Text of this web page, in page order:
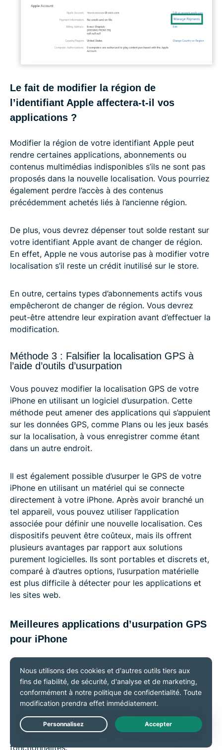
Le fait de modifier la région de
l’identifiant Apple affectera-t-il vos
applications ?
Modifier la région de votre identifiant Apple peut
rendre certaines applications, abonnements ou
contenus multimédias indisponibles s’ils ne sont pas
proposés dans la nouvelle localisation. Vous pourriez
également perdre l’accès à des contenus
précédemment achetés liés à l’ancienne région.
De plus, vous devrez dépenser tout solde restant sur
votre identifiant Apple avant de changer de région.
En effet, Apple ne vous autorise pas à modifier votre
localisation s’il reste un crédit inutilisé sur le store.
En outre, certains types d’abonnements actifs vous
empêcheront de changer de région. Vous devrez
peut-être attendre leur expiration avant d’effectuer la
modification.
Méthode 3 : Falsifier la localisation GPS à
l’aide d’outils d’usurpation
Vous pouvez modifier la localisation GPS de votre
iPhone en utilisant un logiciel d’usurpation. Cette
méthode peut amener des applications qui s’appuient
sur les données GPS, comme Plans ou les jeux basés
sur la localisation, à vous enregistrer comme étant
dans un autre endroit.
Il est également possible d’usurper le GPS de votre
iPhone en utilisant un matériel qui se connecte
directement à votre iPhone. Après avoir branché un
tel appareil, vous pouvez utiliser l’application
associée pour définir une nouvelle localisation. Ces
dispositifs peuvent être coûteux, mais ils offrent
plusieurs avantages par rapport aux solutions
purement logicielles. Ils sont portables et discrets et,
comparé à d’autres options, l’usurpation matérielle
est plus difficile à détecter pour les applications et
les sites web.
Meilleures applications d’usurpation GPS
pour iPhone
Il existe quelques applications qui vous permettent
d’usurper la localisation GPS de votre iPhone. Parmi
les plus connues figure iTools. Elle fonctionne en
connectant votre iPhone à un ordinateur et en
plupart proposent des essais gratuits, mais vous
fonctionnalités.
Live Chat